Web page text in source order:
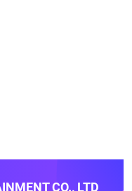
CO., LTD